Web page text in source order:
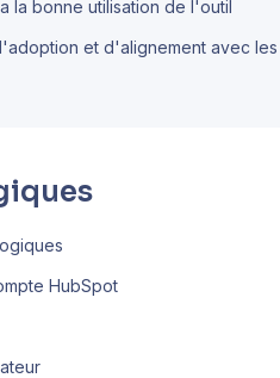
la bonne utilisation de l'outil
et d'alignement avec
HubSpot